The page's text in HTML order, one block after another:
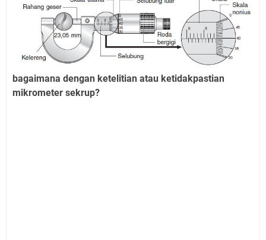
bagaimana dengan ketelitian atau ketidakpastian
mikrometer sekrup?